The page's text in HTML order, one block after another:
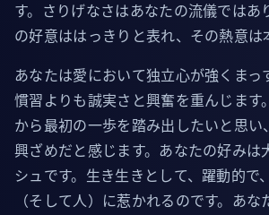
す。さりげなさはあなたの流儀ではあ
の好意ははっきりと表れ、その熱意は
あなたは愛において独立心が強くまっ
慣習よりも誠実さと興奮を重んじます
から最初の一歩を踏み出したいと思い
興ざめだと感じます。あなたの好みは
シュです。生き生きとして、躍動的で
（そして人）に惹かれるのです。あ